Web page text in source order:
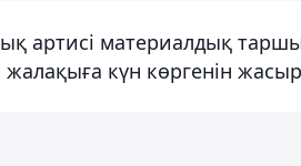
артисі материалдық
жалақыға күн көргенін